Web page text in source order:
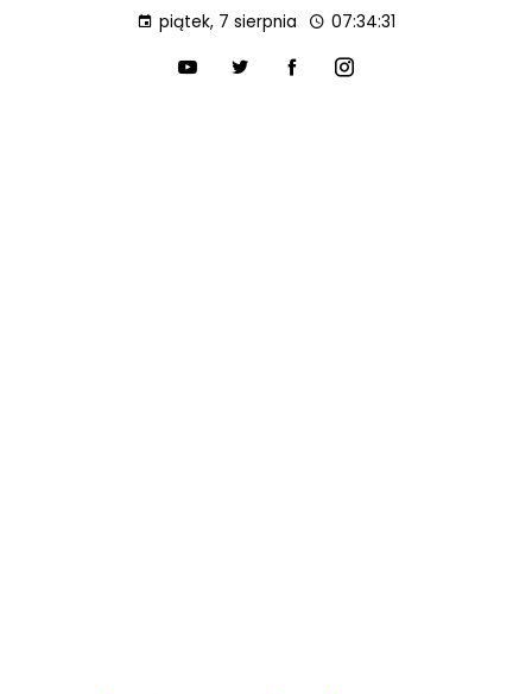
piątek, 7 sierpnia 07:34:32